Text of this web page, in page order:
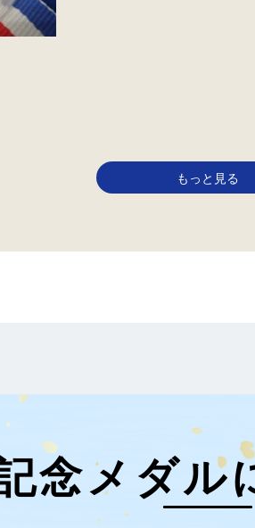
もっと見る
念メダル